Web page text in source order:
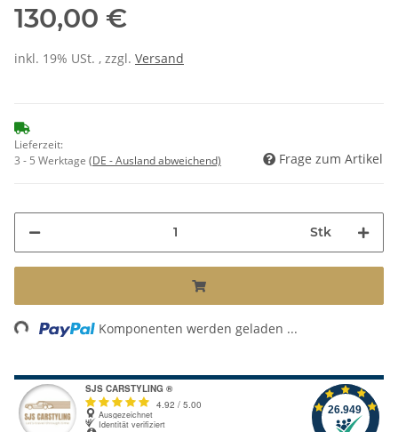
130,00 €
inkl. 19% USt. , zzgl. Versand
Lieferzeit:
3 - 5 Werktage (DE - Ausland abweichend) Frage zum Artikel
Stk
Loading... Komponenten werden geladen ...